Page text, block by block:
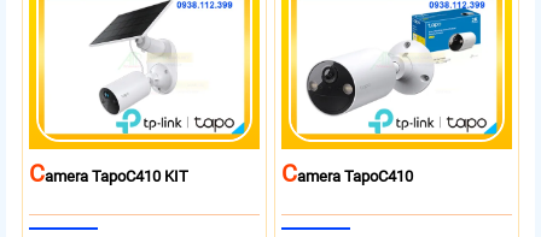
CAmera TapoC410 KIT CAmera TapoC410